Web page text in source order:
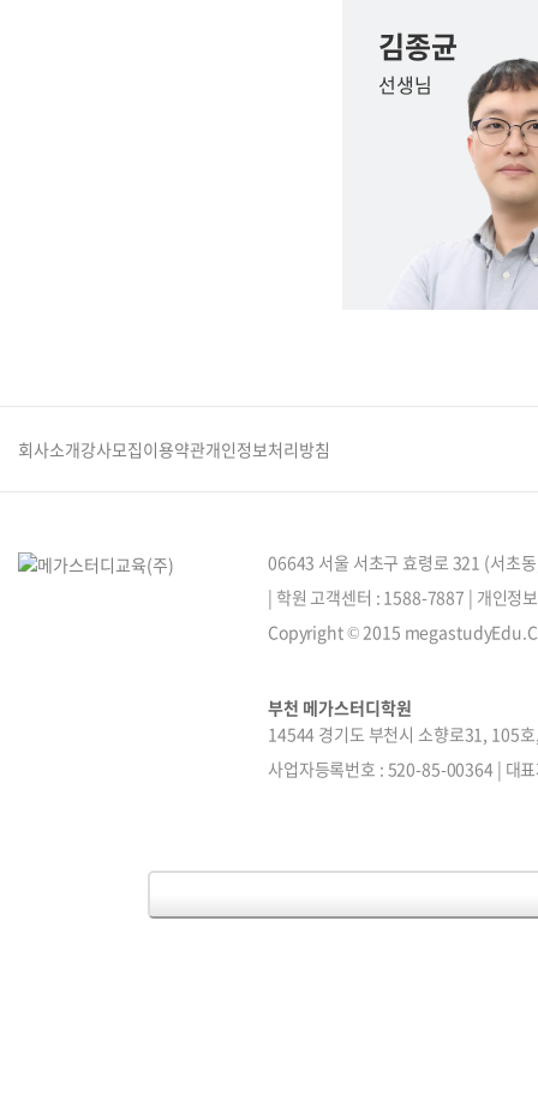
김종균
선생님
회사소개강사모집이용약관개인정보처리방침
06643 서울 서초구 효령로 321 (서초
| 학원 고객센터 : 1588-7887 | 개인정
Copyright © 2015
부천 메가스터디학원
14544 경기도 부천시 소향로31, 105
사업자등록번호 : 520-85-00364 | 대